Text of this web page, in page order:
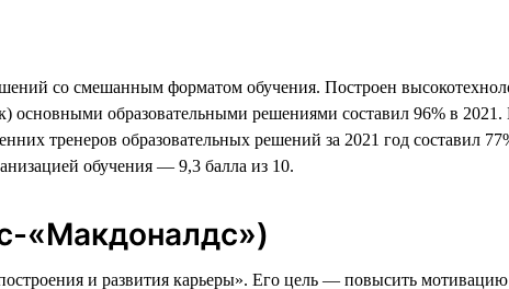
со смешанным форматом обучения. Построен
основными образовательными решениями составил 96% в
тренеров образовательных решений за 2021 год составил
обучения — 9,3 балла из 10.
«Макдоналдс»)
и развития карьеры». Его цель — повысить